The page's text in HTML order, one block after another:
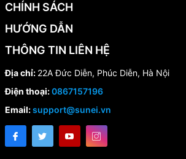
CHÍNH SÁCH
HƯỚNG DẪN
THÔNG TIN LIÊN HỆ
Địa chỉ: 22A Đức Diễn, Phúc Diễn, Hà Nội
Điện thoại:0867157196
Email:support@sunei.vn